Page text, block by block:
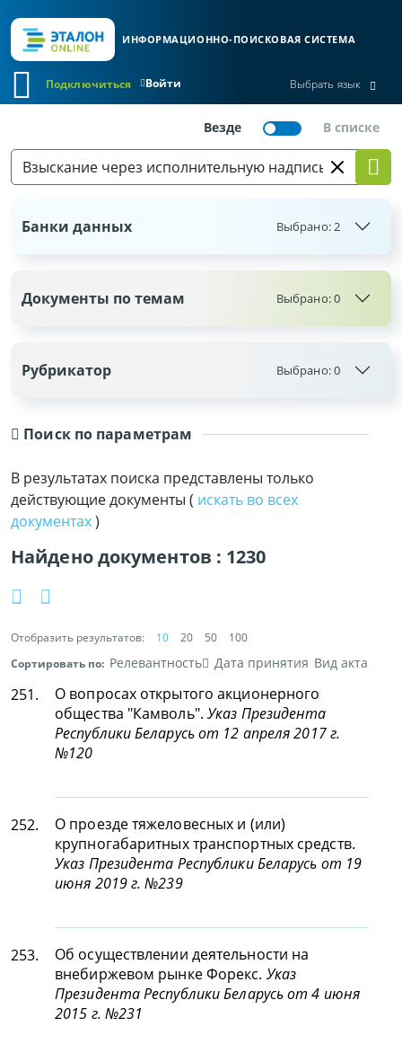
ИНФОРМАЦИОННО-ПОИСКОВАЯ СИСТЕМА
Войти
Подключиться Выбрать язык
Поиск по параметрам
В результатах поиска представлены только
действующие документы ( искать во всех
документах)
Найдено документов : 1230
Отобразить результатов: 10 20 50
100
Сортировать по: Релевантность Дата принятия Вид акта
251.
О вопросах открытого акционерного
общества "Камволь".Указ Президента
Республики Беларусь от 12 апреля 2017 г.
№120
252.
О проезде тяжеловесных и (или)
крупногабаритных транспортных средств.
Указ Президента Республики Беларусь от 19
июня 2019 г. №239
253.
Об осуществлении деятельности на
внебиржевом рынке Форекс. Указ
Президента Республики Беларусь от 4 июня
2015 г. №231
Банки данных Выбрано:2
Документы по темам Выбрано:0
Рубрикатор Выбрано:0